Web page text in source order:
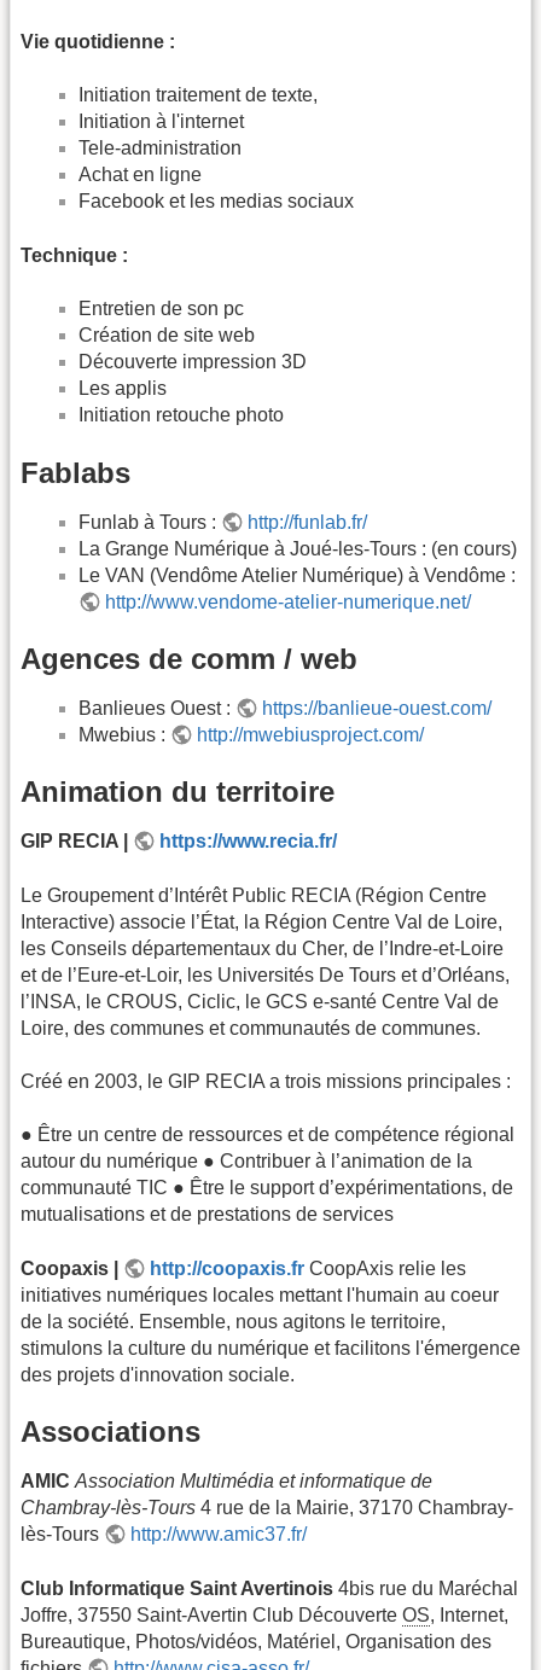
Vie quotidienne :
Initiation traitement de texte,
Initiation à l'internet
Tele-administration
Achat en ligne
Facebook et les medias sociaux
Technique :
Entretien de son pc
Création de site web
Découverte impression 3D
Les applis
Initiation retouche photo
Fablabs
Funlab à Tours :
http://funlab.fr/
La Grange Numérique à Joué-les-Tours : (en cours)
Le VAN (Vendôme Atelier Numérique) à Vendôme :
http://www.vendome-atelier-numerique.net/
Agences de comm / web
Banlieues Ouest :
https://banlieue-ouest.com/
Mwebius :
http://mwebiusproject.com/
Animation du territoire
GIP RECIA | https://www.recia.fr/
Le Groupement d’Intérêt Public RECIA (Région Centre
Interactive) associe l’État, la Région Centre Val de Loire,
les Conseils départementaux du Cher, de l’Indre-et-Loire
et de l’Eure-et-Loir, les Universités De Tours et d’Orléans,
l’INSA, le CROUS, Ciclic, le GCS e-santé Centre Val de
Loire, des communes et communautés de communes.
Créé en 2003, le GIP RECIA a trois missions principales :
● Être un centre de ressources et de compétence régional
autour du numérique ● Contribuer à l’animation de la
communauté TIC ● Être le support d’expérimentations, de
mutualisations et de prestations de services
Coopaxis | http://coopaxis.fr CoopAxis relie les
initiatives numériques locales mettant l'humain au coeur
de la société. Ensemble, nous agitons le territoire,
stimulons la culture du numérique et facilitons l'émergence
des projets d'innovation sociale.
Associations
AMIC Association Multimédia et informatique de
Chambray-lès-Tours 4 rue de la Mairie, 37170 Chambray-
lès-Tours
http://www.amic37.fr/
Club Informatique Saint Avertinois 4bis rue du Maréchal
Joffre, 37550 Saint-Avertin Club Découverte OS, Internet,
Bureautique, Photos/vidéos, Matériel, Organisation des